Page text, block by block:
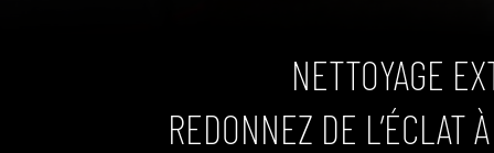
NETTOYAGE
REDONNEZ DE L’ÉCLAT